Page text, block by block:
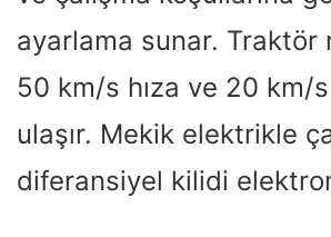
ayarlama sunar. Traktör
50 km/s hıza ve 20 km/s
ulaşır. Mekik elektrikle
diferansiyel kilidi